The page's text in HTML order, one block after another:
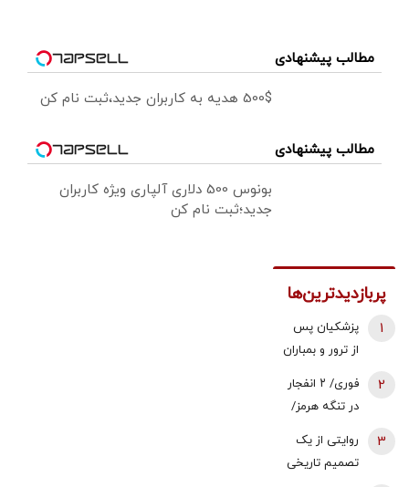
مطالب پیشنهادی
500$ هدیه به کاربران جدید،ثبت نام کن
مطالب پیشنهادی
بونوس 500 دلاری آلپاری ویژه کاربران
جدید؛ثبت نام کن
پربازدیدترین‌ها
پزشکیان پس
از ترور و بمباران
بلافاصله به
ملاقات رهبری
رفت/ واکنش
رهبر شهید
1
فوری/ ۲ انفجار
در تنگه هرمز/
عبور از تنگه
بود/ خدمه و
2
روایتی از یک
تصمیم تاریخی
3